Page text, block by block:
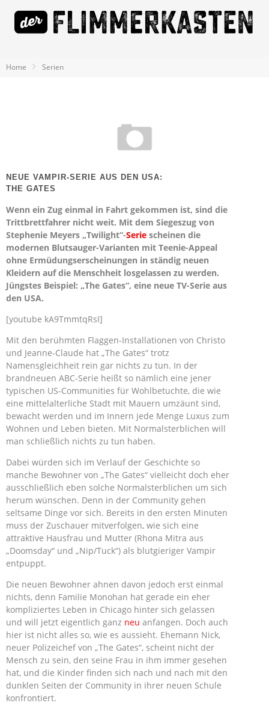
Home Serien
NEUE VAMPIR-SERIE AUS DEN USA:
THE GATES
Wenn ein Zug einmal in Fahrt gekommen ist, sind die
Trittbrettfahrer nicht weit. Mit dem Siegeszug von
Stephenie Meyers „Twilight“-Serie scheinen die
modernen Blutsauger-Varianten mit Teenie-Appeal
ohne Ermüdungserscheinungen in ständig neuen
Kleidern auf die Menschheit losgelassen zu werden.
Jüngstes Beispiel: „The Gates“, eine neue TV-Serie aus
den USA.
[youtube kA9TmmtqRsI]
Mit den berühmten Flaggen-Installationen von Christo
und Jeanne-Claude hat „The Gates“ trotz
Namensgleichheit rein gar nichts zu tun. In der
brandneuen ABC-Serie heißt so nämlich eine jener
typischen US-Communities für Wohlbetuchte, die wie
eine mittelalterliche Stadt mit Mauern umzäunt sind,
bewacht werden und im Innern jede Menge Luxus zum
Wohnen und Leben bieten. Mit Normalsterblichen will
man schließlich nichts zu tun haben.
Dabei würden sich im Verlauf der Geschichte so
manche Bewohner von „The Gates“ vielleicht doch eher
ausschließlich eben solche Normalsterblichen um sich
herum wünschen. Denn in der Community gehen
seltsame Dinge vor sich. Bereits in den ersten Minuten
muss der Zuschauer mitverfolgen, wie sich eine
attraktive Hausfrau und Mutter (Rhona Mitra aus
„Doomsday“ und „Nip/Tuck“) als blutgieriger Vampir
entpuppt.
Die neuen Bewohner ahnen davon jedoch erst einmal
nichts, denn Familie Monohan hat gerade ein eher
kompliziertes Leben in Chicago hinter sich gelassen
und will jetzt eigentlich ganz neu anfangen. Doch auch
hier ist nicht alles so, wie es aussieht. Ehemann Nick,
neuer Polizeichef von „The Gates“, scheint nicht der
Mensch zu sein, den seine Frau in ihm immer gesehen
hat, und die Kinder finden sich nach und nach mit den
dunklen Seiten der Community in ihrer neuen Schule
konfrontiert.